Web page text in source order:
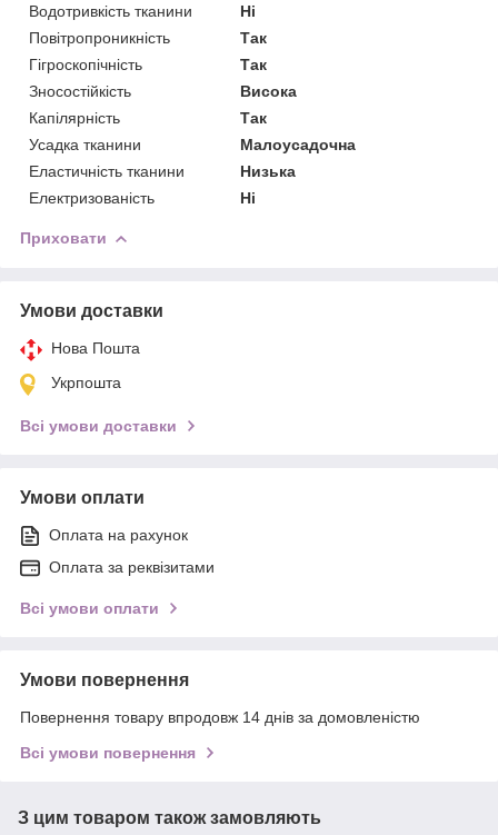
Водотривкість тканини
Ні
Повітропроникність
Так
Гігроскопічність
Так
Зносостійкість
Висока
Капілярність
Так
Усадка тканини
Малоусадочна
Еластичність тканини
Низька
Електризованість
Ні
Приховати
Умови доставки
Нова Пошта
Укрпошта
Всі умови доставки
Умови оплати
Оплата на рахунок
Оплата за реквізитами
Всі умови оплати
Умови повернення
Повернення товару впродовж 14 днів за домовленістю
Всі умови повернення
З цим товаром також замовляють